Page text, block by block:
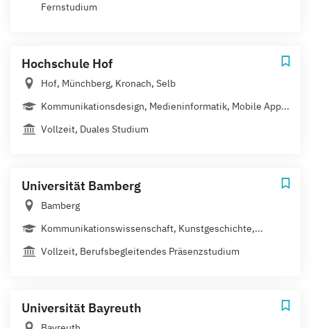
Fernstudium
Hochschule Hof
Hof, Münchberg, Kronach, Selb
Kommunikationsdesign, Medieninformatik, Mobile App...
Vollzeit, Duales Studium
Universität Bamberg
Bamberg
Kommunikationswissenschaft, Kunstgeschichte,...
Vollzeit, Berufsbegleitendes Präsenzstudium
Universität Bayreuth